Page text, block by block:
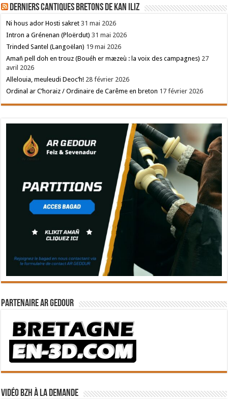
Derniers cantiques bretons de Kan Iliz
Ni hous ador Hosti sakret 31 mai 2026
Intron a Grénenan (Ploërdut) 31 mai 2026
Trinded Santel (Langoëlan) 19 mai 2026
Amañ pell doh en trouz (Bouéh er mæzeù : la voix des campagnes) 27
avril 2026
Allelouia, meuleudi Deoc’h! 28 février 2026
Ordinal ar C’horaiz / Ordinaire de Carême en breton 17 février 2026
Partenaire Ar Gedour
Vidéo BZH à la demande